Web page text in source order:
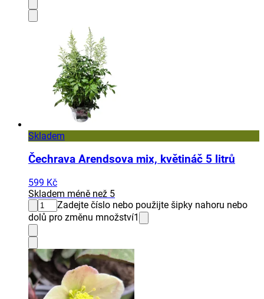
Skladem
Čechrava Arendsova mix, květináč 5 litrů
599 Kč
Skladem méně než 5
Zadejte číslo nebo použijte šipky nahoru nebo
dolů pro změnu množství1